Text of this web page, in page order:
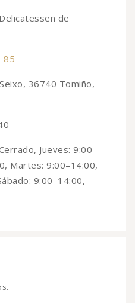
Delicatessen de
85
36740 Tomiño,
Jueves: 9:00–
Martes: 9:00–14:00,
9:00–14:00,